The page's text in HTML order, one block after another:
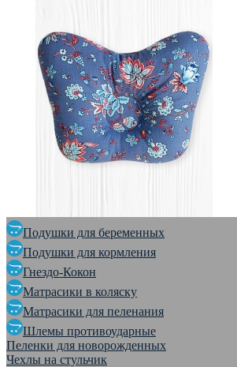
Подушки для беременных
Подушки для кормления
Гнездо-Кокон
Матрасики в коляску
Матрасики для пеленания
Шлемы противоударные
Пеленки для новорожденных
Чехлы на стульчик